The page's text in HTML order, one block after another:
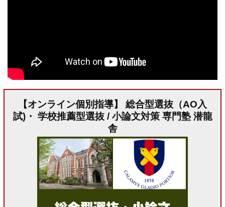
【オンライン個別指導】 総合型選抜（AO入
試)・ 学校推薦型選抜 / 小論文対策 専門塾 潜龍
舎